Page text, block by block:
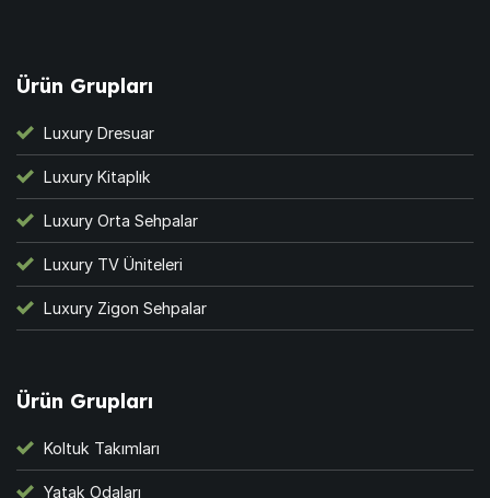
Ürün Grupları
Luxury Dresuar
Luxury Kitaplık
Luxury Orta Sehpalar
Luxury TV Üniteleri
Luxury Zigon Sehpalar
Ürün Grupları
Koltuk Takımları
Yatak Odaları